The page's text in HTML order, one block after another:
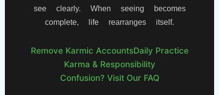
see clearly. When seeing becomes
complete, life rearranges itself.
Remove Karmic AccountsDaily Practice
Karma & Responsibility
Confusion? Visit Our FAQ